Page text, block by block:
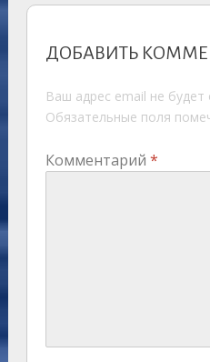
ДОБАВИТЬ
Ваш адрес email не будет
Обязательные поля
Комментарий *